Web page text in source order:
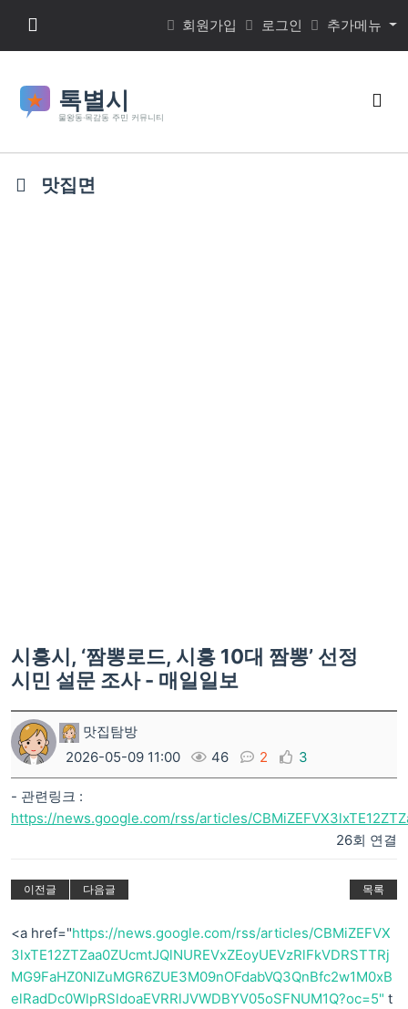
메뉴 버튼 회원가입 로그인 추가메뉴
검
맛집면
시흥시, ‘짬뽕로드, 시흥 10대 짬뽕’ 선정
시민 설문 조사 - 매일일보
맛집탐방
2026-05-09 11:00
46 2 3
- 관련링크 :
https://news.google.com/rss/articles/
26회 연결
이전글 다음글 목록
<a href="https://news.google.com/rss/articles/CBMiZEFVX
3lxTE12ZTZaa0ZUcmtJQlNUREVxZEoyUEVzRlFkVDRSTTRj
MG9FaHZ0NlZuMGR6ZUE3M09nOFdabVQ3QnBfc2w1M0xB
elRadDc0WlpRSldoaEVRRlJVWDBYV05oSFNUM1Q?oc=5" t